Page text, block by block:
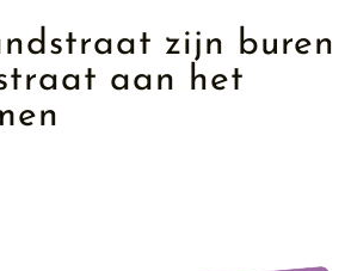
zijn buren
aan het